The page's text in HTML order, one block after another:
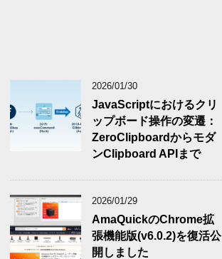
2026/01/30
JavaScriptにおけるクリ
ップボード操作の変遷：
ZeroClipboardからモダ
ンClipboard APIまで
2026/01/29
AmaQuickのChrome拡
張機能版(v6.0.2)を復活公
開しました